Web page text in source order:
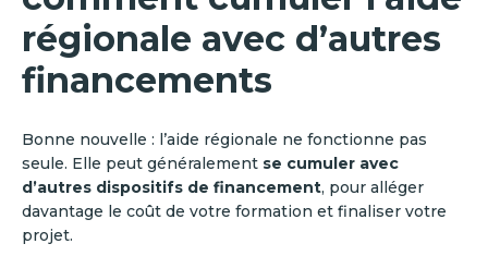
régionale avec d’autres
financements
Bonne nouvelle : l’aide régionale ne fonctionne pas
seule. Elle peut généralement se cumuler avec
d’autres dispositifs de financement, pour alléger
davantage le coût de votre formation et finaliser votre
projet.